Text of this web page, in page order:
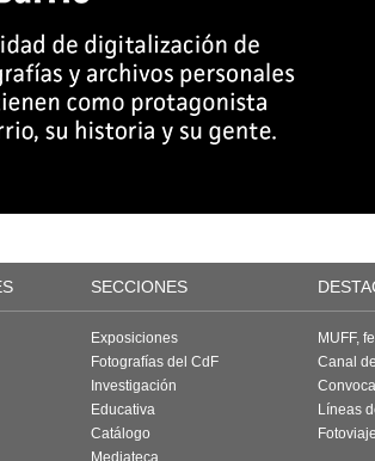
SECCIONES
Exposiciones
Fotografías del CdF
Investigación
Educativa
Catálogo
Mediateca
MUFF,
Canal
Líneas